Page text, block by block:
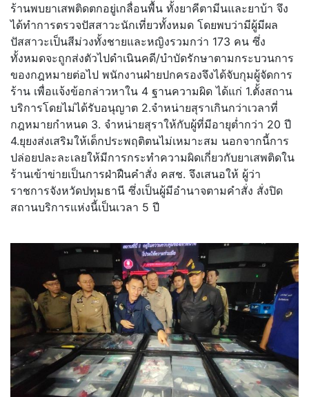
ร้านพบยาเสพติดตกอยู่เกลื่อนพื้น ทั้งยาคีตามีนและยาบ้า จึง
ได้ทำการตรวจปัสสาวะนักเที่ยวทั้งหมด โดยพบว่ามีผู้มีผล
ปัสสาวะเป็นสีม่วงทั้งชายและหญิงรวมกว่า 173 คน ซึ่ง
ทั้งหมดจะถูกส่งตัวไปดำเนินคดี/บำบัดรักษาตามกระบวนการ
ของกฎหมายต่อไป พนักงานฝ่ายปกครองจึงได้จับกุมผู้จัดการ
ร้าน เพื่อแจ้งข้อกล่าวหาใน 4 ฐานความผิด ได้แก่ 1.ตั้งสถาน
บริการโดยไม่ได้รับอนุญาต 2.จำหน่ายสุราเกินกว่าเวลาที่
กฎหมายกำหนด 3. จำหน่ายสุราให้กับผู้ที่มีอายุต่ำกว่า 20 ปี
4.ยุยงส่งเสริมให้เด็กประพฤติตนไม่เหมาะสม นอกจากนี้การ
ปล่อยปละละเลยให้มีการกระทำความผิดเกี่ยวกับยาเสพติดใน
ร้านเข้าข่ายเป็นการฝ่าฝืนคำสั่ง คสช. จึงเสนอให้ ผู้ว่า
ราชการจังหวัดปทุมธานี ซึ่งเป็นผู้มีอำนาจตามคำสั่ง สั่งปิด
สถานบริการแห่งนี้เป็นเวลา 5 ปี